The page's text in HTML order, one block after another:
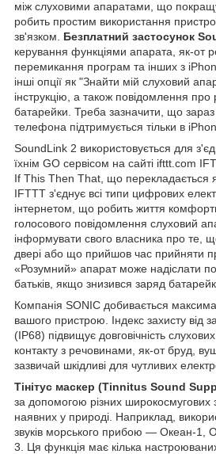
між слуховими апаратами, що
робить простим використання
зв'язком. Безплатний застосунок
керування функціями апарата, як-от
перемикання програм та інших з
інші опції як "Знайти мій слуховий
інструкцію, а також повідомлення
батарейки. Треба зазначити, що зараз
телефона підтримується тільки в
SoundLink 2 використовується для
їхнім GO сервісом на сайті ifttt.com
If This Then That, що перекладається
IFTTT з'єднує всі типи цифрових
інтернетом, що робить життя
голосового повідомлення слуховий
інформувати свого власника про те,
двері або що прийшов час прийняти
«Розумний» апарат може надіслати
батьків, якщо знизився заряд
Компанія SONIC добивається
вашого пристрою. Індекс захисту від
(IP68) підвищує довговічність
контакту з речовинами, як-от бруд,
зазвичай шкідливі для чутливих
Тінітус маскер (Tinnitus Sound
за допомогою різних широкосмугових
наявних у природі. Наприклад,
звуків морського прибою — Океан-
3. Ця функція має кілька